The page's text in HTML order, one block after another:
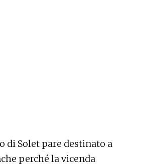
di Solet pare destinato a
perché la vicenda